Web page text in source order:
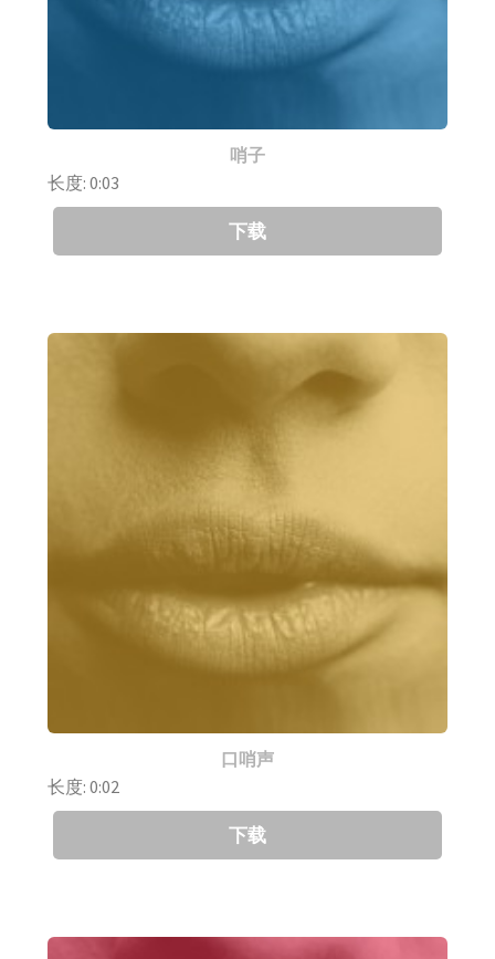
哨子
长度: 0:03
下载
口哨声
长度: 0:02
下载